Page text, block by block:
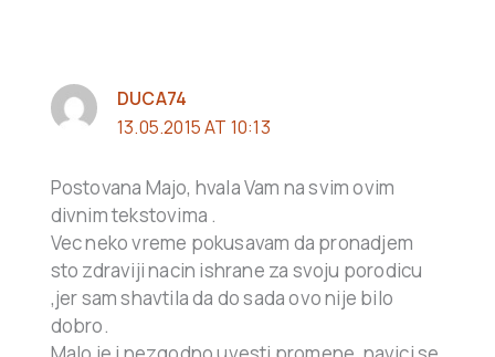
DUCA74
13.05.2015 AT 10:13
Postovana Majo, hvala Vam na svim ovim
divnim tekstovima .
Vec neko vreme pokusavam da pronadjem
sto zdraviji nacin ishrane za svoju porodicu
,jer sam shavtila da do sada ovo nije bilo
dobro.